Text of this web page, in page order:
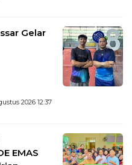
Gelar
2026 12:37
EMAS